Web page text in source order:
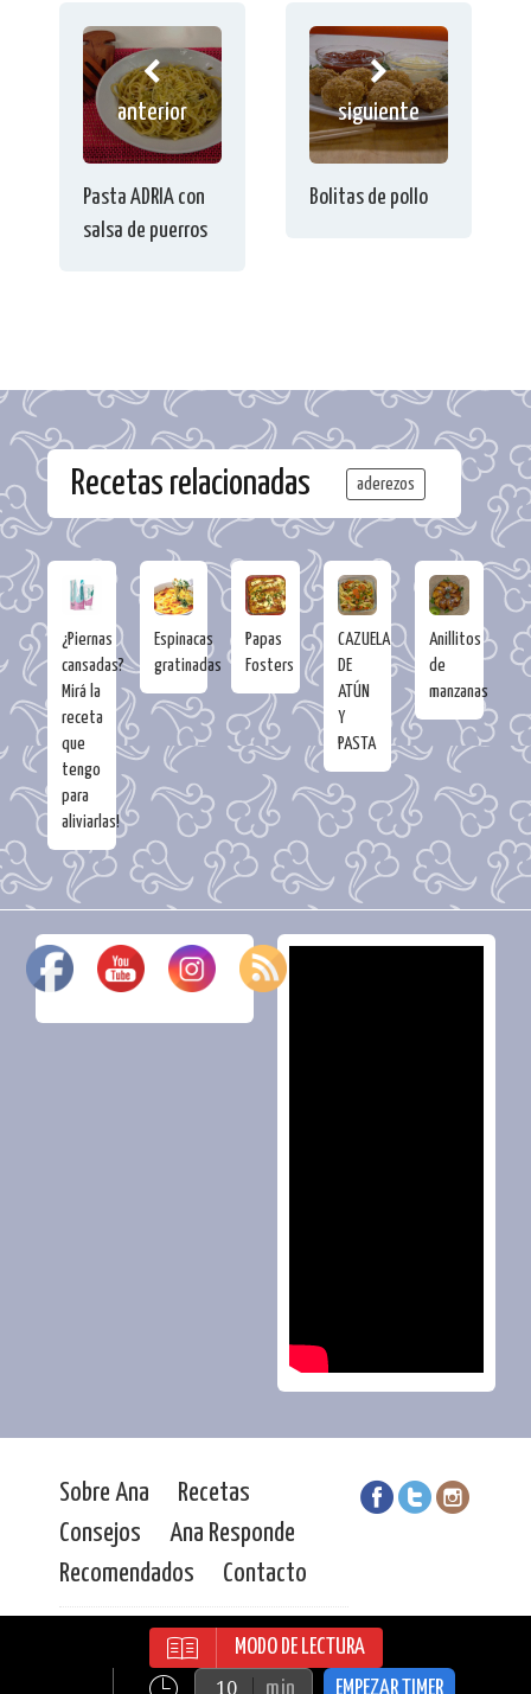
MODO DE LECTURA
min
EMPEZAR TIMER
anterior
Pasta ADRIA con
salsa de puerros
siguiente
Bolitas de pollo
Recetas relacionadas aderezos
¿Piernas
cansadas?
Mirá la
receta
que
tengo
para
aliviarlas!
Espinacas
gratinadas
Papas
Fosters
CAZUELA
DE
ATÚN
Y
PASTA
Anillitos
de
manzanas
Sobre Ana
Recetas
Consejos
Ana Responde
Recomendados
Contacto
Ana Durán | Todos los derechos
MJF. Comunicación | © 2016